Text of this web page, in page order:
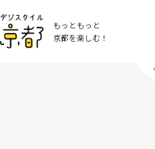
もっともっと
京都を楽しむ！